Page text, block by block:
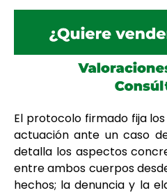
El protocolo firmado fija
actuación ante un caso
detalla los aspectos
entre ambos cuerpos
hechos; la denuncia y la